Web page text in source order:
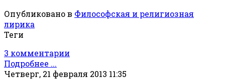
Опубликовано в Философская и религиозная
лирика
Теги
3 комментарии
Подробнее ...
Четверг, 21 февраля 2013 11:35